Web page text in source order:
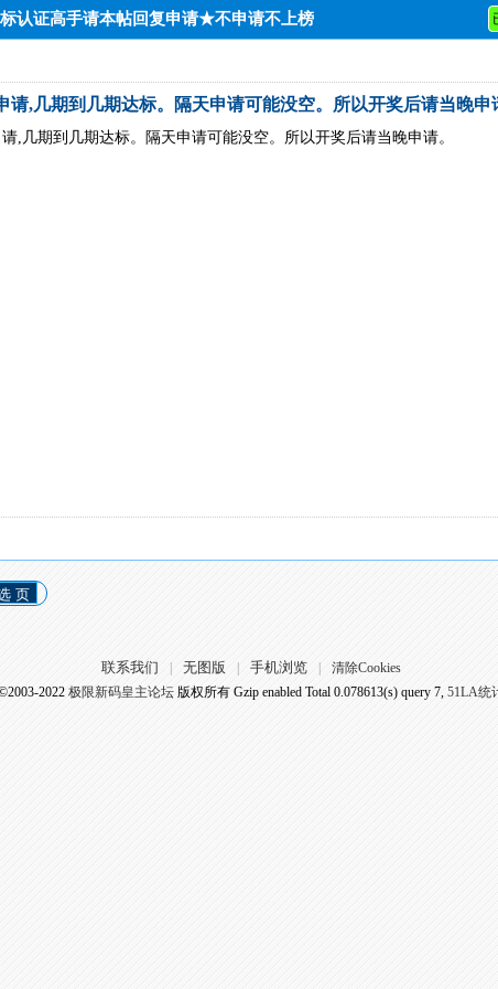
认证高手请本帖回复申请★不申请不上榜
请,几期到几期达标。隔天申请可能没空。所以开奖后请当晚申
,几期到几期达标。隔天申请可能没空。所以开奖后请当晚申请。
页
联系我们 无图版 手机浏览
清除Cookies
2022 极限新码皇主论坛版权所有 Gzip enabled Total 0.078613(s) query 7, 51LA统